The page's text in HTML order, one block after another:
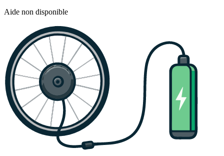
Aide non disponible